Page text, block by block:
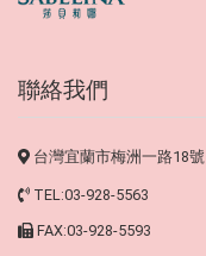
聯絡我們
台灣宜蘭市梅洲一路18號
TEL:03-928-5563
FAX:03-928-5593